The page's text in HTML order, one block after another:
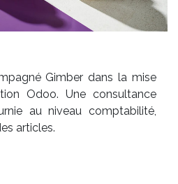
Gimber dans la mise
Odoo. Une consultance
au niveau comptabilité,
articles.